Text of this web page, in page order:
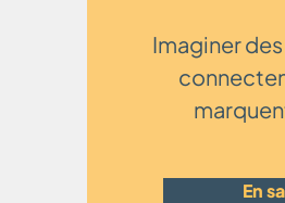
Imaginer
En